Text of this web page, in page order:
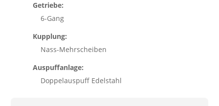
Getriebe:
6-Gang
Kupplung:
Nass-Mehrscheiben
Auspuffanlage:
Doppelauspuff Edelstahl